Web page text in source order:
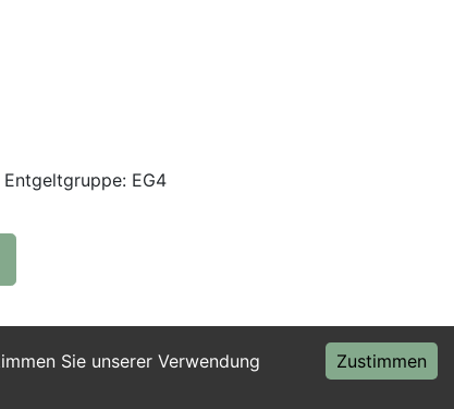
Sie unserer Verwendung
Zustimmen
EG4